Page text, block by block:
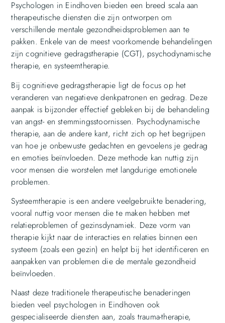
Psychologen in Eindhoven bieden een breed scala aan
therapeutische diensten die zijn ontworpen om
verschillende mentale gezondheidsproblemen aan te
pakken. Enkele van de meest voorkomende behandelingen
zijn cognitieve gedragstherapie (CGT), psychodynamische
therapie, en systeemtherapie.
Bij cognitieve gedragstherapie ligt de focus op het
veranderen van negatieve denkpatronen en gedrag. Deze
aanpak is bijzonder effectief gebleken bij de behandeling
van angst- en stemmingsstoornissen. Psychodynamische
therapie, aan de andere kant, richt zich op het begrijpen
van hoe je onbewuste gedachten en gevoelens je gedrag
en emoties beïnvloeden. Deze methode kan nuttig zijn
voor mensen die worstelen met langdurige emotionele
problemen.
Systeemtherapie is een andere veelgebruikte benadering,
vooral nuttig voor mensen die te maken hebben met
relatieproblemen of gezinsdynamiek. Deze vorm van
therapie kijkt naar de interacties en relaties binnen een
systeem (zoals een gezin) en helpt bij het identificeren en
aanpakken van problemen die de mentale gezondheid
beïnvloeden.
Naast deze traditionele therapeutische benaderingen
bieden veel psychologen in Eindhoven ook
gespecialiseerde diensten aan, zoals trauma-therapie,